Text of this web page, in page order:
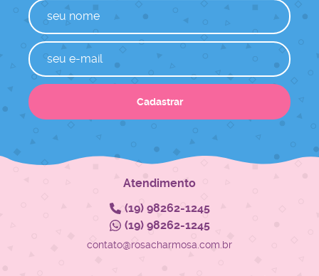
Cadastrar
Atendimento
(19)98262-1245
(19)98262-1245
contato@rosacharmosa.com.br